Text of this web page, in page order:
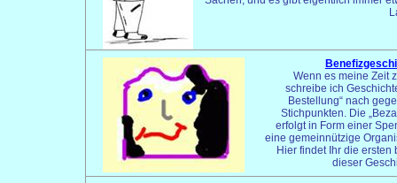
Wenn es meine Zeit
schreibe ich
Bestellung“ nach
Stichpunkten. Die
erfolgt in Form einer
eine gemeinnützige
Hier findet Ihr die ersten
dieser